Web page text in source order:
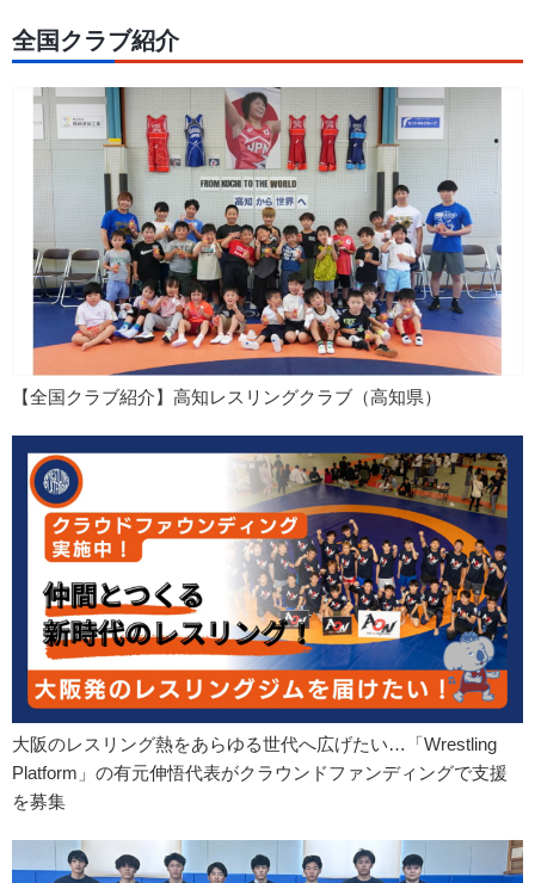
全国クラブ紹介
【全国クラブ紹介】高知レスリングクラブ（高知県）
大阪のレスリング熱をあらゆる世代へ広げたい…「Wrestling
Platform」の有元伸悟代表がクラウンドファンディングで支援
を募集